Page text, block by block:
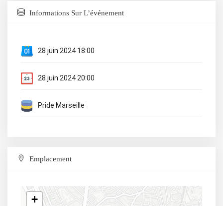
Informations Sur L’événement
28 juin 2024 18:00
28 juin 2024 20:00
Pride Marseille
Emplacement
+